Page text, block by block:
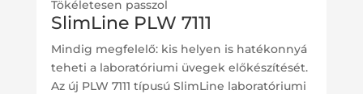
Tökéletesen passzol
SlimLine PLW 7111
Mindig megfelelő: kis helyen is hatékonnyá
teheti a laboratóriumi üvegek előkészítését.
Az új PLW 7111 típusú SlimLine laboratóriumi